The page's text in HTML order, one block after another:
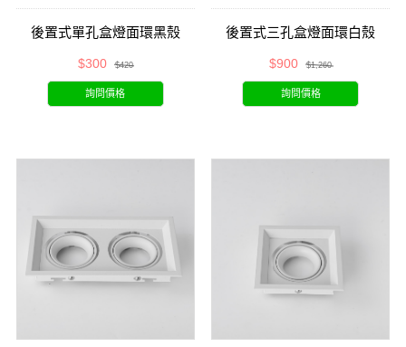
後置式單孔盒燈面環黑殼
$300 $420
詢問價格
後置式三孔盒燈面環白殼
$900 $1,260
詢問價格